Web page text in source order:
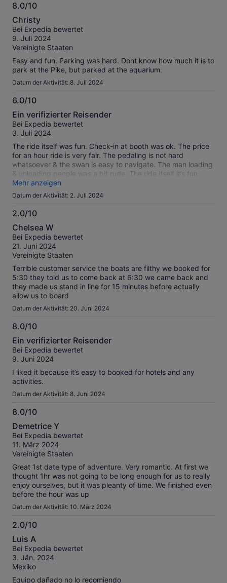
8.0/10
8.0
von
10
Christy
Bei Expedia bewertet
9. Juli 2024
Vereinigte Staaten
Easy and fun. Parking was hard. Dont know how much it is to
park at the Pike, but parked at the aquarium.
Datum der Aktivität: 8. Juli 2024
6.0/10
6.0
von
10
Ein verifizierter Reisender
Bei Expedia bewertet
3. Juli 2024
The ride itself was fun. Check-in at booth was ok. The price
for an hour ride is very fair. The pedaling is not hard
whatsoever & the swan is easy to navigate. The man loading
& unloading people was a bit rude. The ride itself it’s fun
though the lagoon is very small.
Mehr anzeigen
Datum der Aktivität: 2. Juli 2024
2.0/10
2.0
von
10
Chelsea W
Bei Expedia bewertet
21. Juni 2024
Vereinigte Staaten
Terrible customer service the boats are filthy we booked for
5:30 they told us to come back at 6:30 we came back and
they made us stand in line for 15 minutes before actually
allow us to board
Datum der Aktivität: 20. Juni 2024
8.0/10
8.0
von
10
Ein verifizierter Reisender
Bei Expedia bewertet
9. Juni 2024
I liked it because it’s easy to booked for hotels and any
activities.
Datum der Aktivität: 8. Juni 2024
8.0/10
8.0
von
10
Demetrice Y
Bei Expedia bewertet
11. März 2024
Vereinigte Staaten
Great 1st date type of adventure. Very romantic. At first we
thought 1hr was not going to be long enough for us to really
enjoy ourselves, but it was pleanty of time. We finished even
before the hour was up
Datum der Aktivität: 10. März 2024
2.0/10
2.0
von
10
Luis A
Bei Expedia bewertet
3. Jän. 2024
Mexiko
Equipo dañado no lo recomiendo